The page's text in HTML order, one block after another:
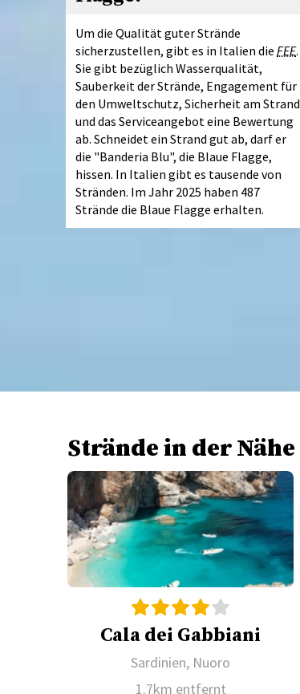
Um die Qualität guter Strände
sicherzustellen, gibt es in Italien die FEE.
Sie gibt bezüglich Wasserqualität,
Sauberkeit der Strände, Engagement für
den Umweltschutz, Sicherheit am Strand
und das Serviceangebot eine Bewertung
ab. Schneidet ein Strand gut ab, darf er
die "Banderia Blu", die Blaue Flagge,
hissen. In Italien gibt es tausende von
Stränden. Im Jahr 2025 haben 487
Strände die Blaue Flagge erhalten.
Strände in der Nähe
Cala dei Gabbiani
Sardinien, Nuoro
1.7km entfernt